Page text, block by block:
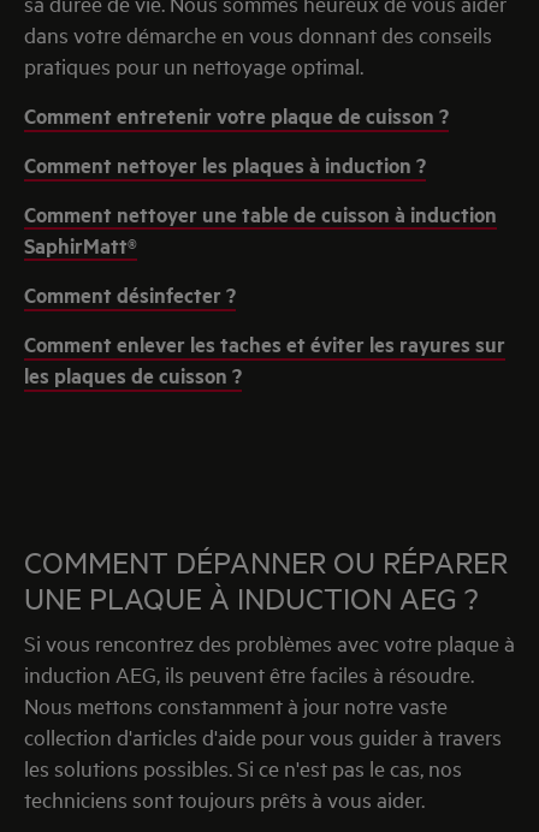
dans votre démarche en vous donnant des conseils
pratiques pour un nettoyage optimal.
Comment entretenir votre plaque de cuisson ?
Comment nettoyer les plaques à induction ?
Comment nettoyer une table de cuisson à induction
SaphirMatt®
Comment désinfecter ?
Comment enlever les taches et éviter les rayures sur
les plaques de cuisson ?
COMMENT DÉPANNER OU RÉPARER
UNE PLAQUE À INDUCTION AEG ?
Si vous rencontrez des problèmes avec votre plaque à
induction AEG, ils peuvent être faciles à résoudre.
Nous mettons constamment à jour notre vaste
collection d'articles d'aide pour vous guider à travers
les solutions possibles. Si ce n'est pas le cas, nos
techniciens sont toujours prêts à vous aider.